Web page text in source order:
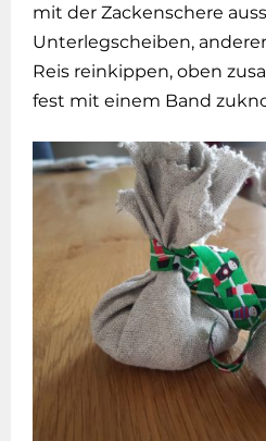
mit der Zackenschere
Unterlegscheiben,
Reis reinkippen, oben
fest mit einem Band